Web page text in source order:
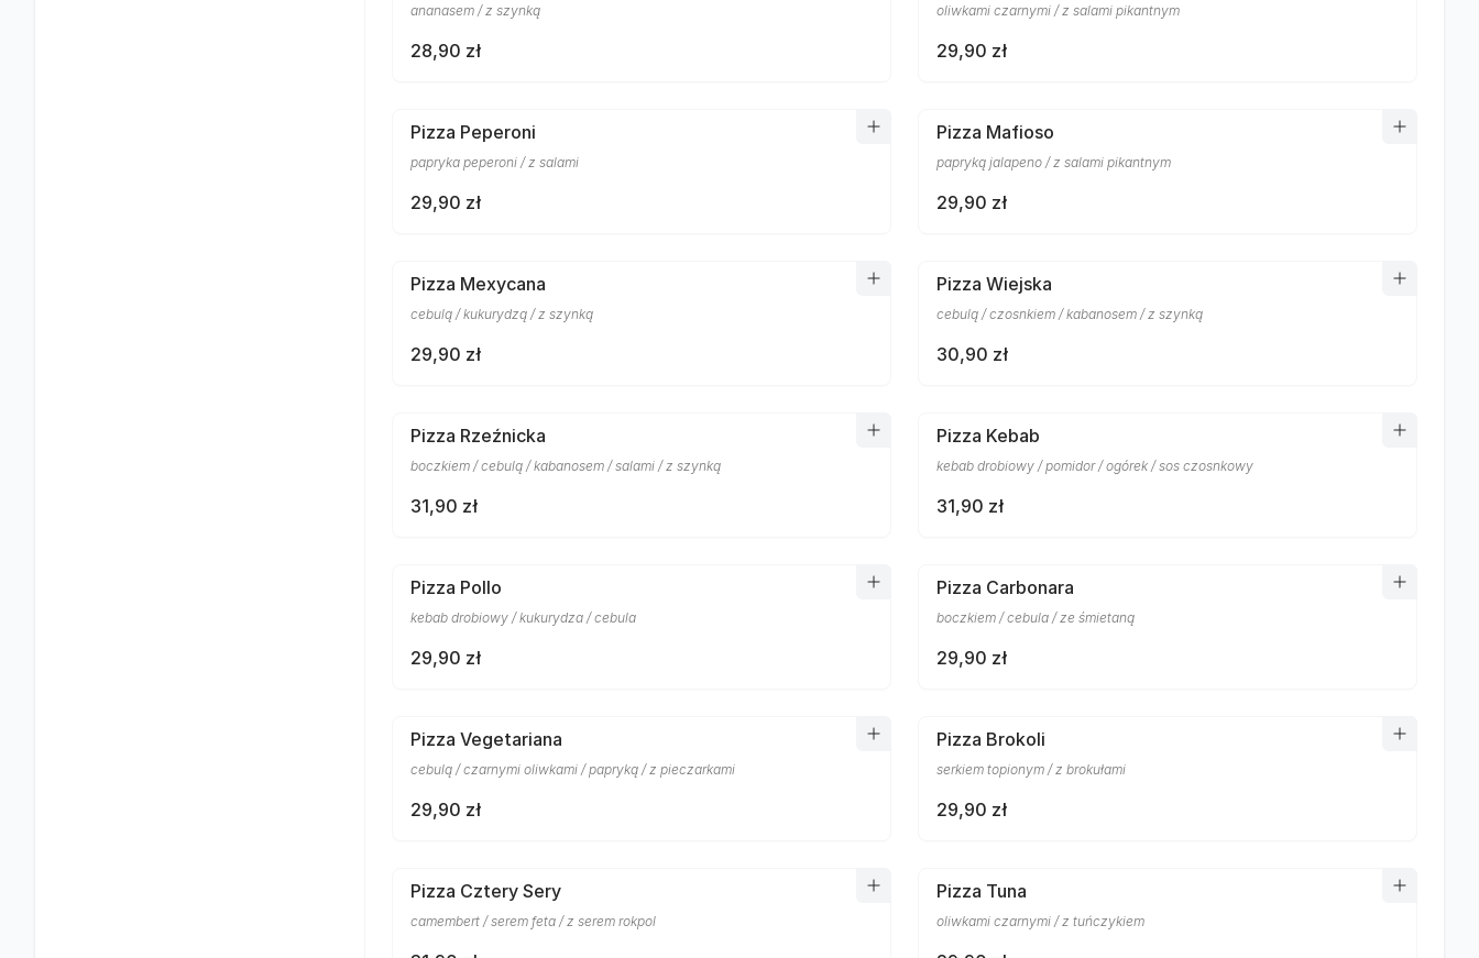
ananasem / z szynką
28,90 zł
oliwkami czarnymi / z salami pikantnym
29,90 zł
Pizza Peperoni
papryka peperoni / z salami
29,90 zł
Pizza Mafioso
papryką jalapeno / z salami pikantnym
29,90 zł
Pizza Mexycana
cebulą / kukurydzą / z szynką
29,90 zł
Pizza Wiejska
cebulą / czosnkiem / kabanosem / z szynką
30,90 zł
Pizza Rzeźnicka
boczkiem / cebulą / kabanosem / salami / z szynką
31,90 zł
Pizza Kebab
kebab drobiowy / pomidor / ogórek / sos czosnkowy
31,90 zł
Pizza Pollo
kebab drobiowy / kukurydza / cebula
29,90 zł
Pizza Carbonara
boczkiem / cebula / ze śmietaną
29,90 zł
Pizza Vegetariana
cebulą / czarnymi oliwkami / papryką / z pieczarkami
29,90 zł
Pizza Brokoli
serkiem topionym / z brokułami
29,90 zł
Pizza Cztery Sery
camembert / serem feta / z serem rokpol
Pizza Tuna
oliwkami czarnymi / z tuńczykiem